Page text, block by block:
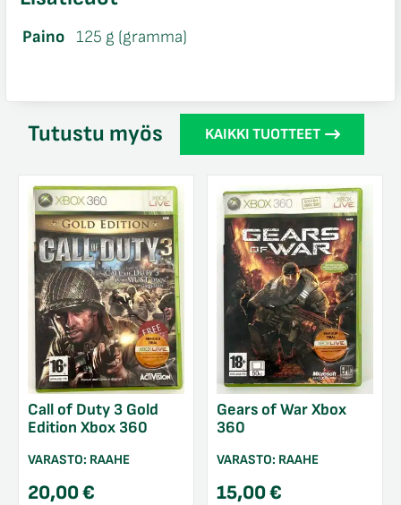
Paino 125 g (gramma)
Tutustu myös KAIKKI TUOTTEET
Call of Duty 3 Gold
Edition Xbox 360
VARASTO: RAAHE
20,00€
Gears of War Xbox
360
VARASTO: RAAHE
15,00€